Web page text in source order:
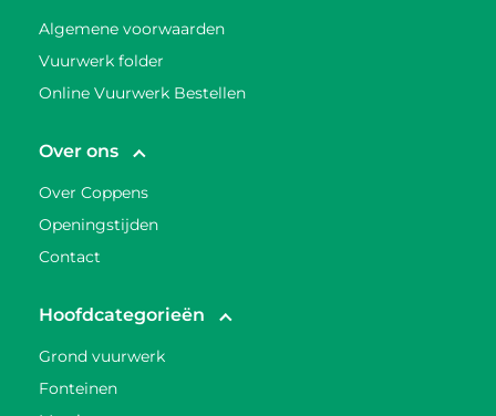
Algemene voorwaarden
Vuurwerk folder
Online Vuurwerk Bestellen
Over ons
Over Coppens
Openingstijden
Contact
Hoofdcategorieën
Grond vuurwerk
Fonteinen